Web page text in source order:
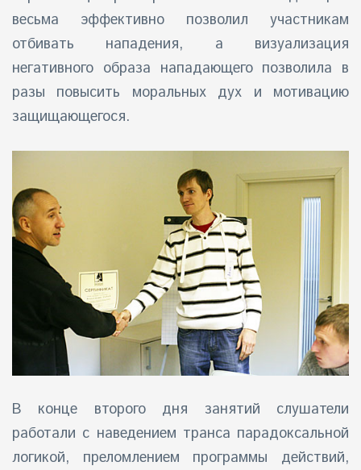
весьма эффективно позволил участникам
отбивать нападения, а визуализация
негативного образа нападающего позволила в
разы повысить моральных дух и мотивацию
защищающегося.
В конце второго дня занятий слушатели
работали с наведением транса парадоксальной
логикой, преломлением программы действий,